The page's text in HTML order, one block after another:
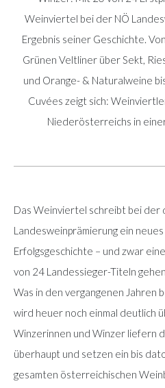
Weinviertel bei der NÖ
Ergebnis seiner Geschichte.
Grünen Veltliner über Sekt,
und Orange- & Naturalweine
Cuvées zeigt sich:
Niederösterreichs in
Das Weinviertel schreibt bei der
Landesweinprämierung ein
Erfolgsgeschichte – und zwar
von 24 Landessieger-Titeln
Was in den vergangenen Jahren
wird heuer noch einmal
Winzerinnen und Winzer liefern
überhaupt und setzen ein bis
gesamten österreichischen